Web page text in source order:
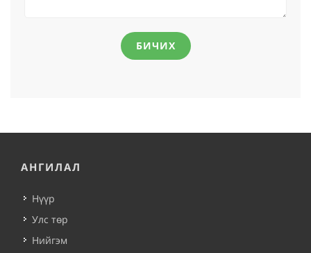
БИЧИХ
АНГИЛАЛ
Нүүр
Улс төр
Нийгэм